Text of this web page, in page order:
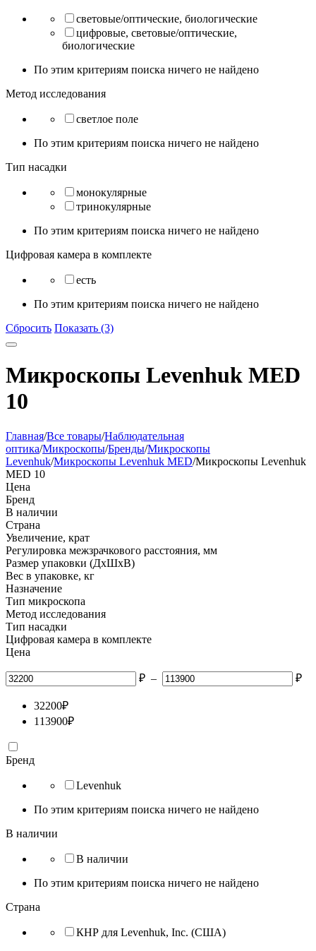
световые/оптические, биологические
цифровые, световые/оптические,
биологические
По этим критериям поиска ничего не найдено
Метод исследования
светлое поле
По этим критериям поиска ничего не найдено
Тип насадки
монокулярные
тринокулярные
По этим критериям поиска ничего не найдено
Цифровая камера в комплекте
есть
По этим критериям поиска ничего не найдено
Сбросить Показать (3)
Микроскопы Levenhuk MED
10
Главная/Все товары/Наблюдательная
оптика/Микроскопы/Бренды/Микроскопы
Levenhuk/Микроскопы Levenhuk MED/Микроскопы Levenhuk
MED 10
Цена
Бренд
В наличии
Страна
Увеличение, крат
Регулировка межзрачкового расстояния, мм
Размер упаковки (ДхШхВ)
Вес в упаковке, кг
Назначение
Тип микроскопа
Метод исследования
Тип насадки
Цифровая камера в комплекте
Цена
₽ – ₽
32200₽
113900₽
Бренд
Levenhuk
По этим критериям поиска ничего не найдено
В наличии
В наличии
По этим критериям поиска ничего не найдено
Страна
КНР для Levenhuk, Inc. (США)